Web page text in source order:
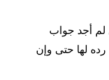
لم أجد جواب
لها حتى وإن